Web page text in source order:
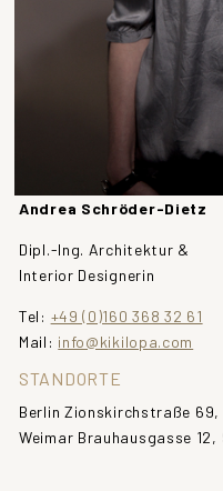
Andrea Schröder-Dietz
Dipl.-Ing. Architektur &
Interior Designerin
Tel: +49 (0)160 368 32 61
Mail: info@kikilopa.com
STANDORTE
Berlin Zionskirchstraße 69,
Weimar Brauhausgasse 12,